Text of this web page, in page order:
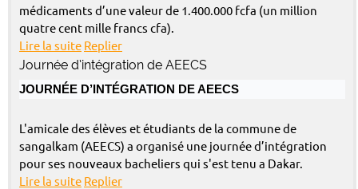
médicaments d’une valeur de 1.400.000 fcfa (un million
quatre cent mille francs cfa).
Lire la suite Replier
Journée d’intégration de AEECS
JOURNÉE D’INTÉGRATION DE AEECS
L'amicale des élèves et étudiants de la commune de
sangalkam (AEECS) a organisé une journée d’intégration
pour ses nouveaux bacheliers qui s'est tenu a Dakar.
Lire la suite Replier